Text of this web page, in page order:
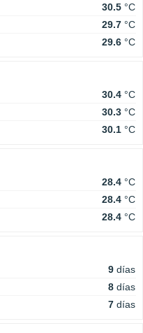
30.5 °C
29.7 °C
29.6 °C
30.4 °C
30.3 °C
30.1 °C
28.4 °C
28.4 °C
28.4 °C
9 días
8 días
7 días